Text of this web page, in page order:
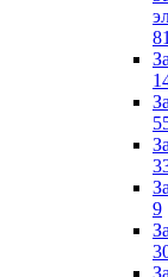
81
9